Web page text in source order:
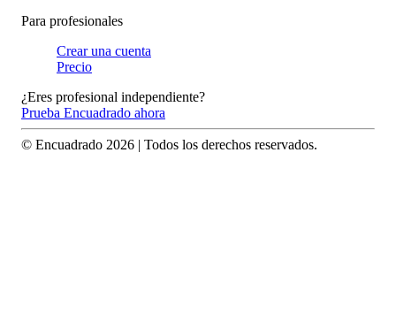
Para profesionales
Crear una cuenta
Precio
¿Eres profesional independiente?
Prueba Encuadrado ahora
© Encuadrado 2026 | Todos los derechos reservados.